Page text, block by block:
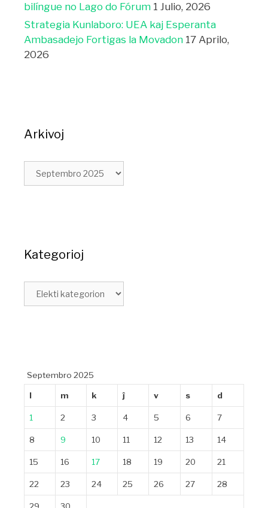
bilíngue no Lago do Fórum 1 Julio, 2026
Strategia Kunlaboro: UEA kaj Esperanta
Ambasadejo Fortigas la Movadon 17 Aprilo,
2026
Arkivoj
Kategorioj
Septembro 2025
l m k ĵ v s d
1 2 3 4 5 6 7
8 9 10 11 12 13 14
15 16 17 18 19 20 21
22 23 24 25 26 27 28